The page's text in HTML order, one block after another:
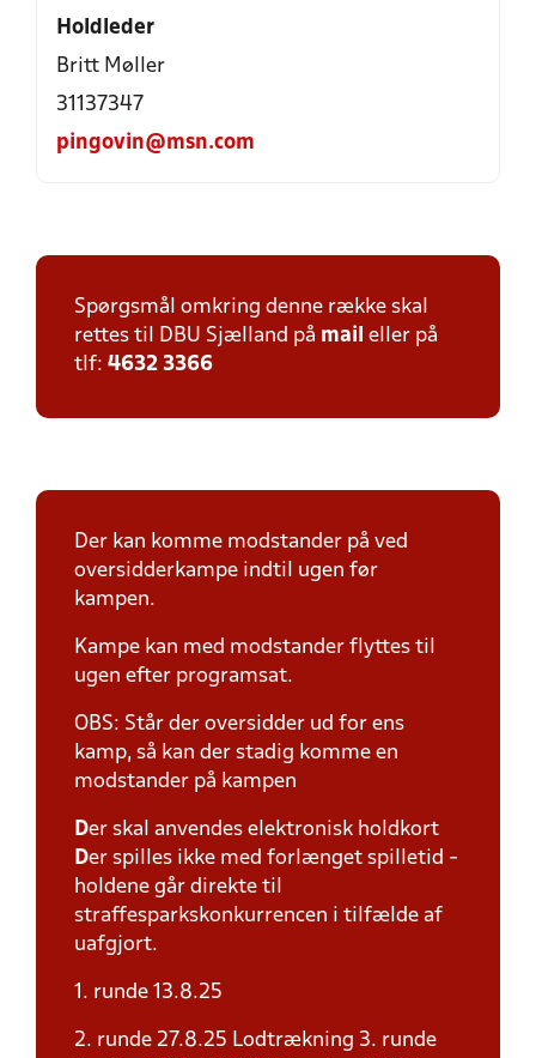
Holdleder
Britt Møller
31137347
pingovin@msn.com
Spørgsmål omkring denne række skal
rettes til DBU Sjælland på mail eller på
tlf: 4632 3366
Der kan komme modstander på ved
oversidderkampe indtil ugen før
kampen.
Kampe kan med modstander flyttes til
ugen efter programsat.
OBS: Står der oversidder ud for ens
kamp, så kan der stadig komme en
modstander på kampen
Der skal anvendes elektronisk holdkort
Der spilles ikke med forlænget spilletid -
holdene går direkte til
straffesparkskonkurrencen i tilfælde af
uafgjort.
1. runde 13.8.25
2. runde 27.8.25 Lodtrækning 3. runde